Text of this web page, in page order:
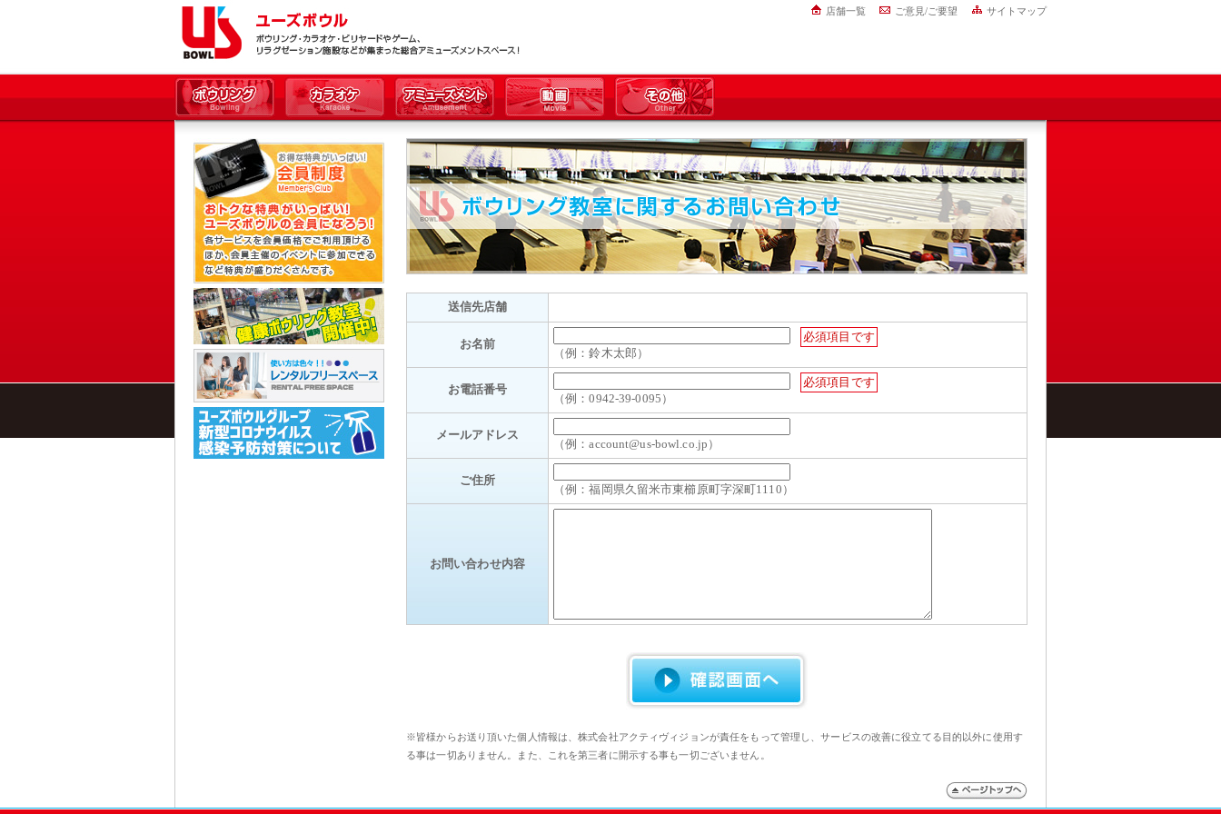
店舗一覧 ご意見/ご要望 サイトマップ
送信先店舗
お名前
（例：鈴木太郎）
お電話番号
（例：0942-39-0095）
メールアドレス
（例：account@us-bowl.co.jp）
ご住所
（例：福岡県久留米市東櫛原町字深町1110）
お問い合わせ内容
※皆様からお送り頂いた個人情報は、株式会社アクティヴィジョンが責任をもって管理し、サービスの改善に役立てる目的以外に使用す
る事は一切ありません。また、これを第三者に開示する事も一切ございません。
必須項目です
必須項目です